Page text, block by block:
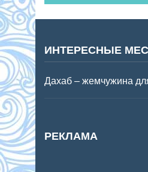
ИНТЕРЕСНЫЕ
Дахаб – жемчужина
РЕКЛАМА